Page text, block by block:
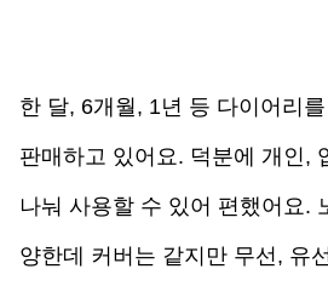
한 달, 6개월, 1년 등 다이어리
판매하고 있어요. 덕분에 개인,
나눠 사용할 수 있어 편했어요.
양한데 커버는 같지만 무선, 유